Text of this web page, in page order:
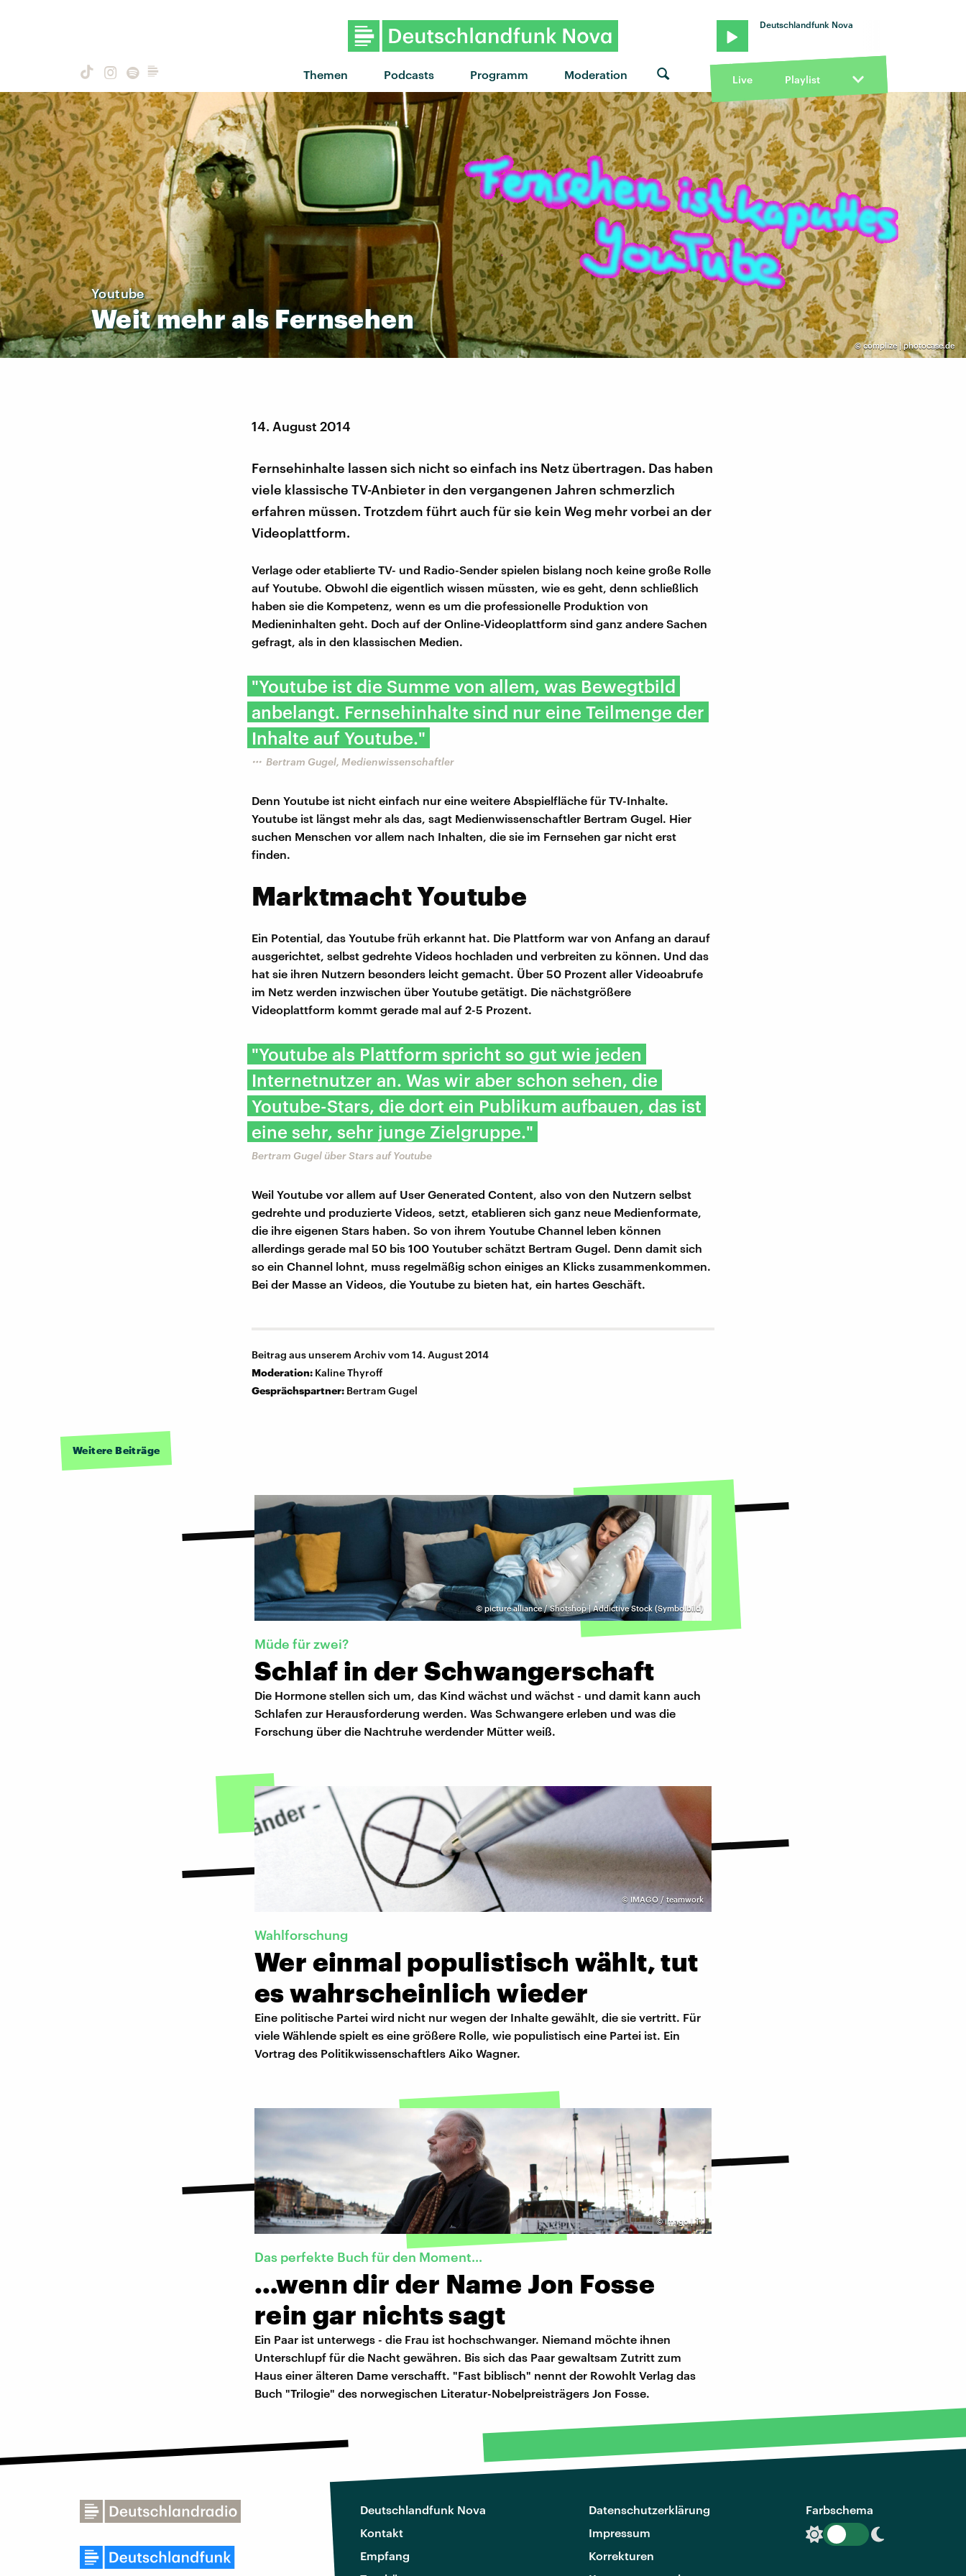
Themen Podcasts Programm Moderation
Deutschlandfunk Nova
Live Playlist
©complize | photocase.de
Youtube
Weitmehrals Fernsehen
14. August 2014
Fernsehinhalte lassen sich nicht so einfach ins Netz übertragen. Das haben
viele klassische TV-Anbieter in den vergangenen Jahren schmerzlich
erfahren müssen. Trotzdem führt auch für sie kein Weg mehr vorbei an der
Videoplattform.
Verlage oder etablierte TV- und Radio-Sender spielen bislang noch keine große Rolle
auf Youtube. Obwohl die eigentlich wissen müssten, wie es geht, denn schließlich
haben sie die Kompetenz, wenn es um die professionelle Produktion von
Medieninhalten geht. Doch auf der Online-Videoplattform sind ganz andere Sachen
gefragt, als in den klassischen Medien.
"Youtube ist die Summe von allem, was Bewegtbild
anbelangt. Fernsehinhalte sind nur eine Teilmenge der
Inhalte auf Youtube."
Bertram Gugel, Medienwissenschaftler
Denn Youtube ist nicht einfach nur eine weitere Abspielfläche für TV-Inhalte.
Youtube ist längst mehr als das, sagt Medienwissenschaftler Bertram Gugel. Hier
suchen Menschen vor allem nach Inhalten, die sie im Fernsehen gar nicht erst
finden.
Marktmacht Youtube
Ein Potential, das Youtube früh erkannt hat. Die Plattform war von Anfang an darauf
ausgerichtet, selbst gedrehte Videos hochladen und verbreiten zu können. Und das
hat sie ihren Nutzern besonders leicht gemacht. Über 50 Prozent aller Videoabrufe
im Netz werden inzwischen über Youtube getätigt. Die nächstgrößere
Videoplattform kommt gerade mal auf 2-5 Prozent.
"Youtube als Plattform spricht so gut wie jeden
Internetnutzer an. Was wir aber schon sehen, die
Youtube-Stars, die dort ein Publikum aufbauen, das ist
eine sehr, sehr junge Zielgruppe."
Bertram Gugel über Stars auf Youtube
Weil Youtube vor allem auf User Generated Content, also von den Nutzern selbst
gedrehte und produzierte Videos, setzt, etablieren sich ganz neue Medienformate,
die ihre eigenen Stars haben. So von ihrem Youtube Channel leben können
allerdings gerade mal 50 bis 100 Youtuber schätzt Bertram Gugel. Denn damit sich
so ein Channel lohnt, muss regelmäßig schon einiges an Klicks zusammenkommen.
Bei der Masse an Videos, die Youtube zu bieten hat, ein hartes Geschäft.
Beitrag aus unserem Archiv vom 14. August 2014
Moderation: Kaline Thyroff
Gesprächspartner: Bertram Gugel
Weitere Beiträge
© picture alliance / Shotshop | Addictive Stock (Symbolbild)
Müde für zwei?
Schlaf in der Schwangerschaft
Die Hormone stellen sich um, das Kind wächst und wächst - und damit kann auch
Schlafen zur Herausforderung werden. Was Schwangere erleben und was die
Forschung über die Nachtruhe werdender Mütter weiß.
© IMAGO / teamwork
Wahlforschung
Wer einmal populistisch wählt, tut
es wahrscheinlich wieder
Eine politische Partei wird nicht nur wegen der Inhalte gewählt, die sie vertritt. Für
viele Wählende spielt es eine größere Rolle, wie populistisch eine Partei ist. Ein
Vortrag des Politikwissenschaftlers Aiko Wagner.
©imago | TT
Das perfekte Buch für den Moment...
…wenn dir der Name Jon Fosse
rein gar nichts sagt
Ein Paar ist unterwegs - die Frau ist hochschwanger. Niemand möchte ihnen
Unterschlupf für die Nacht gewähren. Bis sich das Paar gewaltsam Zutritt zum
Haus einer älteren Dame verschafft. "Fast biblisch" nennt der Rowohlt Verlag das
Buch "Trilogie" des norwegischen Literatur-Nobelpreisträgers Jon Fosse.
Deutschlandfunk Nova
Kontakt
Empfang
Datenschutzerklärung
Impressum
Korrekturen
Farbschema